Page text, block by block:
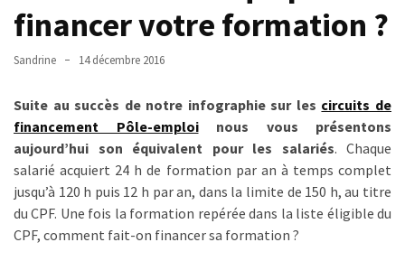
qui
aller
loin
TVA,
subrogation,
remboursement
financer votre formation ?
Sandrine 14 décembre 2016
Suite au succès de notre infographie sur les circuits de
financement Pôle-emploinous vous présentons
aujourd’hui son équivalent pour les salariés. Chaque
salarié acquiert 24 h de formation par an à temps complet
jusqu’à 120 h puis 12 h par an, dans la limite de 150 h, au titre
du CPF. Une fois la formation repérée dans la liste éligible du
CPF, comment fait-on financer sa formation ?